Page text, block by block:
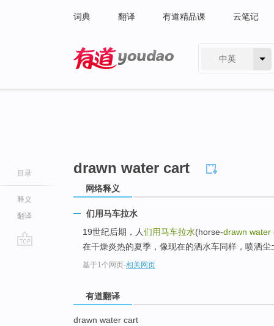
词典 翻译 有道精品课 云笔记
中英
目录
释义
翻译
drawn water cart
网络释义
们用马车拉水
19世纪后期，人们用马车拉水(horse-drawn water
在干燥炎热的夏季，像现在的洒水车同样，喷洒尘
基于1个网页-相关网页
有道翻译
drawn water cart